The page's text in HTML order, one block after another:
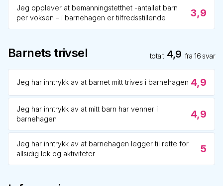
Jeg opplever at bemanningstetthet -antallet barn
per voksen – i barnehagen er tilfredsstillende
3,9
Barnets trivsel totalt 4,9 fra16 svar
Jeg har inntrykk av at barnet mitt trives i barnehagen 4,9
Jeg har inntrykk av at mitt barn har venner i
barnehagen
4,9
Jeg har inntrykk av at barnehagen legger til rette for
allsidig lek og aktiviteter
5